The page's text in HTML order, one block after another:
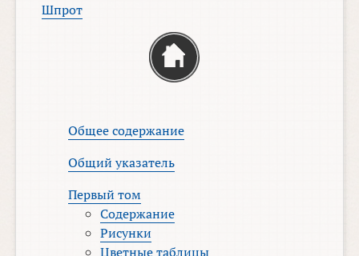
Шпрот
Общее содержание
Общий указатель
Первый том
Содержание
Рисунки
Цветные таблицы